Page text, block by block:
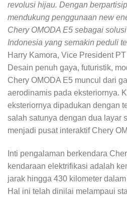
revolusi hijau. Dengan
mendukung penggunaan new
Chery OMODA E5 sebagai
Indonesia yang semakin peduli
Harry Kamora, Vice President
Desain penuh gaya, futuristik,
Chery OMODA E5 muncul dari
aerodinamis pada eksteriornya.
eksteriornya dipadukan dengan
salah satunya dengan dua layar
menjadi pusat interaktif Chery
Inti pengalaman berkendara
kendaraan elektrifikasi adalah
jarak hingga 430 kilometer
Hal ini telah dinilai melampaui